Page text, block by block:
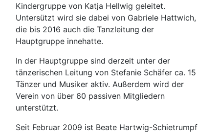
Kindergruppe von Katja Hellwig geleitet.
Untersützt wird sie dabei von Gabriele Hattwich,
die bis 2016 auch die Tanzleitung der
Hauptgruppe innehatte.
In der Hauptgruppe sind derzeit unter der
tänzerischen Leitung von Stefanie Schäfer ca. 15
Tänzer und Musiker aktiv. Außerdem wird der
Verein von über 60 passiven Mitgliedern
unterstützt.
Seit Februar 2009 ist Beate Hartwig-Schietrumpf